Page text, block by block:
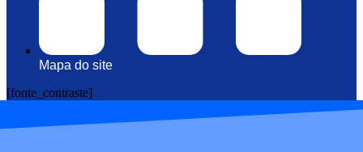
Mapa do site
[fonte_contraste]